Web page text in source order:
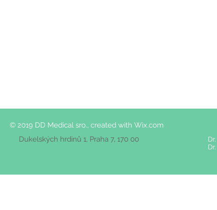
© 2019 DD Medical sro., created with Wix.com
Dukelských hrdinů 1, Praha 7, 170 00